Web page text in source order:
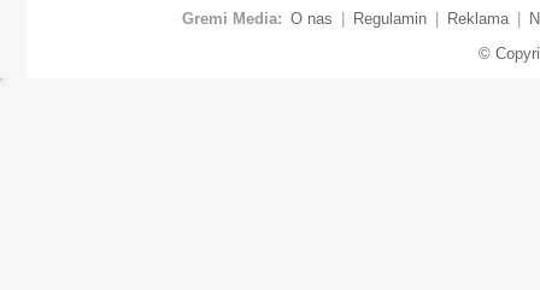
Gremi Media: O nas Regulamin Reklama
©